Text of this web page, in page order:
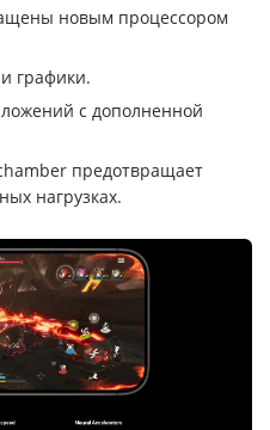
новым процессором
графики.
с дополненной
предотвращает
нагрузках.